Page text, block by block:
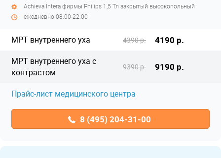
Achieva Intera фирмы Philips 1,5 Тл закрытый высокопольный
ежедневно 08:00-22:00
МРТ внутреннего уха 4390 р. 4190 р.
МРТ внутреннего уха с
контрастом
9390 р. 9190 р.
Прайс-лист медицинского центра
8 (495) 204-31-00